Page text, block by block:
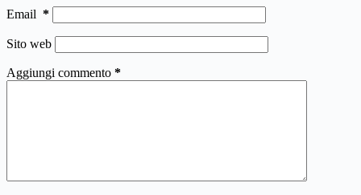
Email *
Sito web
Aggiungi commento *